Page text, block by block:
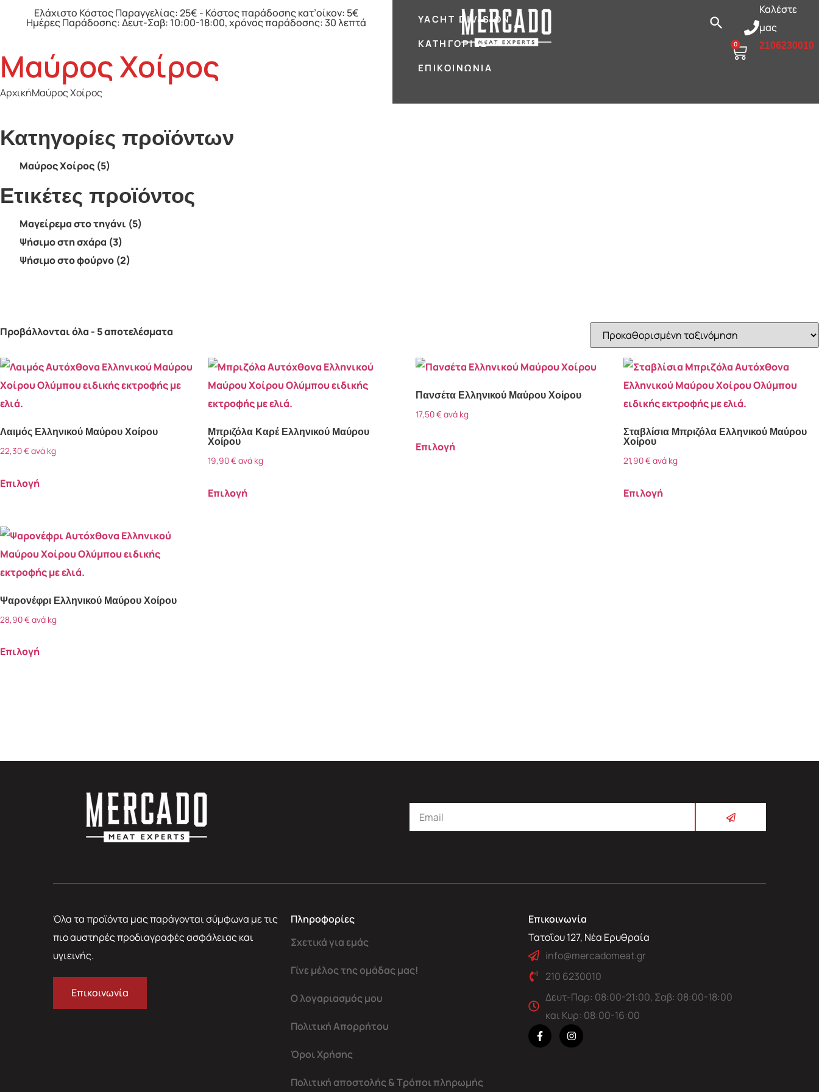
Ελάχιστο Κόστος Παραγγελίας: 25€ - Κόστος παράδοσης κατ’οίκον: 5€
Ημέρες Παράδοσης: Δευτ-Σαβ: 10:00-18:00, χρόνος παράδοσης: 30 λεπτά
YACHT DIVISION
ΚΑΤΗΓΟΡΊΕΣ
ΕΠΙΚΟΙΝΩΝΊΑ
0
Καλέστε
μας
2106230010
Μαύρος Χοίρος
ΑρχικήΜαύρος Χοίρος
Κατηγορίες προϊόντων
Μαύρος Χοίρος (5)
Ετικέτες προϊόντος
Μαγείρεμα στο τηγάνι (5)
Ψήσιμο στη σχάρα (3)
Ψήσιμο στο φούρνο (2)
Μαύρος Χοίρος (5) Μαγείρεμα στο τηγάνι
Προβάλλονται όλα - 5 αποτελέσματα
Λαιμός Ελληνικού Μαύρου Χοίρου
22,30€ ανά kg
Επιλογή
Μπριζόλα Καρέ Ελληνικού Μαύρου
Χοίρου
19,90€ ανά kg
Επιλογή
Πανσέτα Ελληνικού Μαύρου Χοίρου
17,50€ ανά kg
Επιλογή
Σταβλίσια Μπριζόλα Ελληνικού Μαύρου
Χοίρου
21,90€ ανά kg
Επιλογή
Ψαρονέφρι Ελληνικού Μαύρου Χοίρου
28,90€ ανά kg
Επιλογή
Όλα τα προϊόντα μας παράγονται σύμφωνα με τις
πιο αυστηρές προδιαγραφές ασφάλειας και
υγιεινής.
Επικοινωνία
Πληροφορίες
Σχετικά για εμάς
Γίνε μέλος της ομάδας μας!
Ο λογαριασμός μου
Πολιτική Απορρήτου
Όροι Χρήσης
Πολιτική αποστολής & Τρόποι πληρωμής
Επικοινωνία
Τατοΐου 127, Νέα Ερυθραία
info@mercadomeat.gr
210 6230010
Δευτ-Παρ: 08:00-21:00, Σαβ: 08:00-18:00
και Κυρ: 08:00-16:00